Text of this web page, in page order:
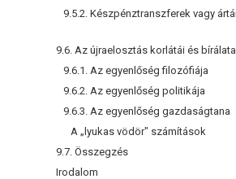
9.6. Az újraelosztás korlátái és bírálata
9.6.1. Az egyenlőség filozófiája
9.6.2. Az egyenlőség politikája
9.6.3. Az egyenlőség gazdaságtana
A „lyukas vödör" számítások
9.7. Összegzés
Irodalom